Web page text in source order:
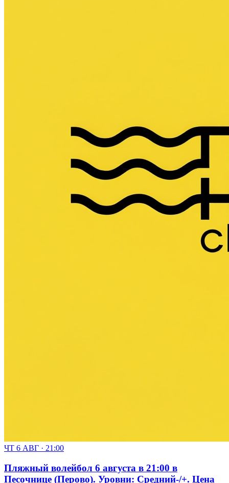
ЧТ 6 АВГ · 21:00
Пляжный волейбол 6 августа в 21:00 в
Песочнице (Перово). Уровни: Средний-/+. Цена